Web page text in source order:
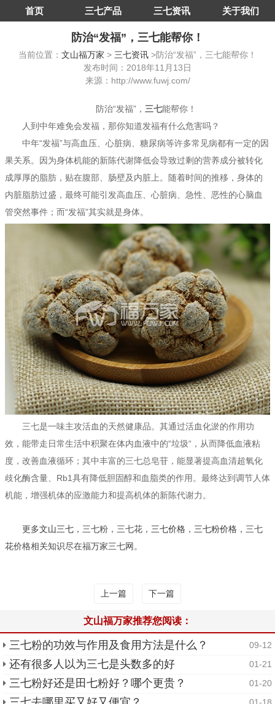
首页 三七产品 三七资讯 关于我们
防治“发福”，三七能帮你！
当前位置： 文山福万家 > 三七资讯 >防治“发福”，三七能帮你！
发布时间：2018年11月13日
来源：http://www.fuwj.com/
防治“发福”， 三七能帮你！
人到中年难免会发福，那你知道发福有什么危害吗？
中年“发福”与高血压、心脏病、糖尿病等许多常见病都有一定的因
果关系。因为身体机能的新陈代谢降低会导致过剩的营养成分被转化
成厚厚的脂肪，贴在腹部、肠壁及内脏上。随着时间的推移，身体的
内脏脂肪过盛，最终可能引发高血压、心脏病、急性、恶性的心脑血
管突然事件；而“发福”其实就是身体。
三七是一味主攻活血的天然健康品。其通过活血化淤的作用功
效，能带走日常生活中积聚在体内血液中的“垃圾“，从而降低血液粘
度，改善血液循环；其中丰富的三七总皂苷，能显著提高血清超氧化
歧化酶含量、Rb1具有降低胆固醇和血脂类的作用。最终达到调节人体
机能，增强机体的应激能力和提高机体的新陈代谢力。
更多文山三七 ，三七粉，三七花， 三七价格 ， 三七粉价格 ，三七
花价格相关知识尽在福万家三七网。
上一篇 下一篇
文山福万家推荐您阅读：
三七粉的功效与作用及食用方法是什么？ 09-12
还有很多人以为三七是头数多的好 01-21
三七粉好还是田七粉好？哪个更贵？ 01-20